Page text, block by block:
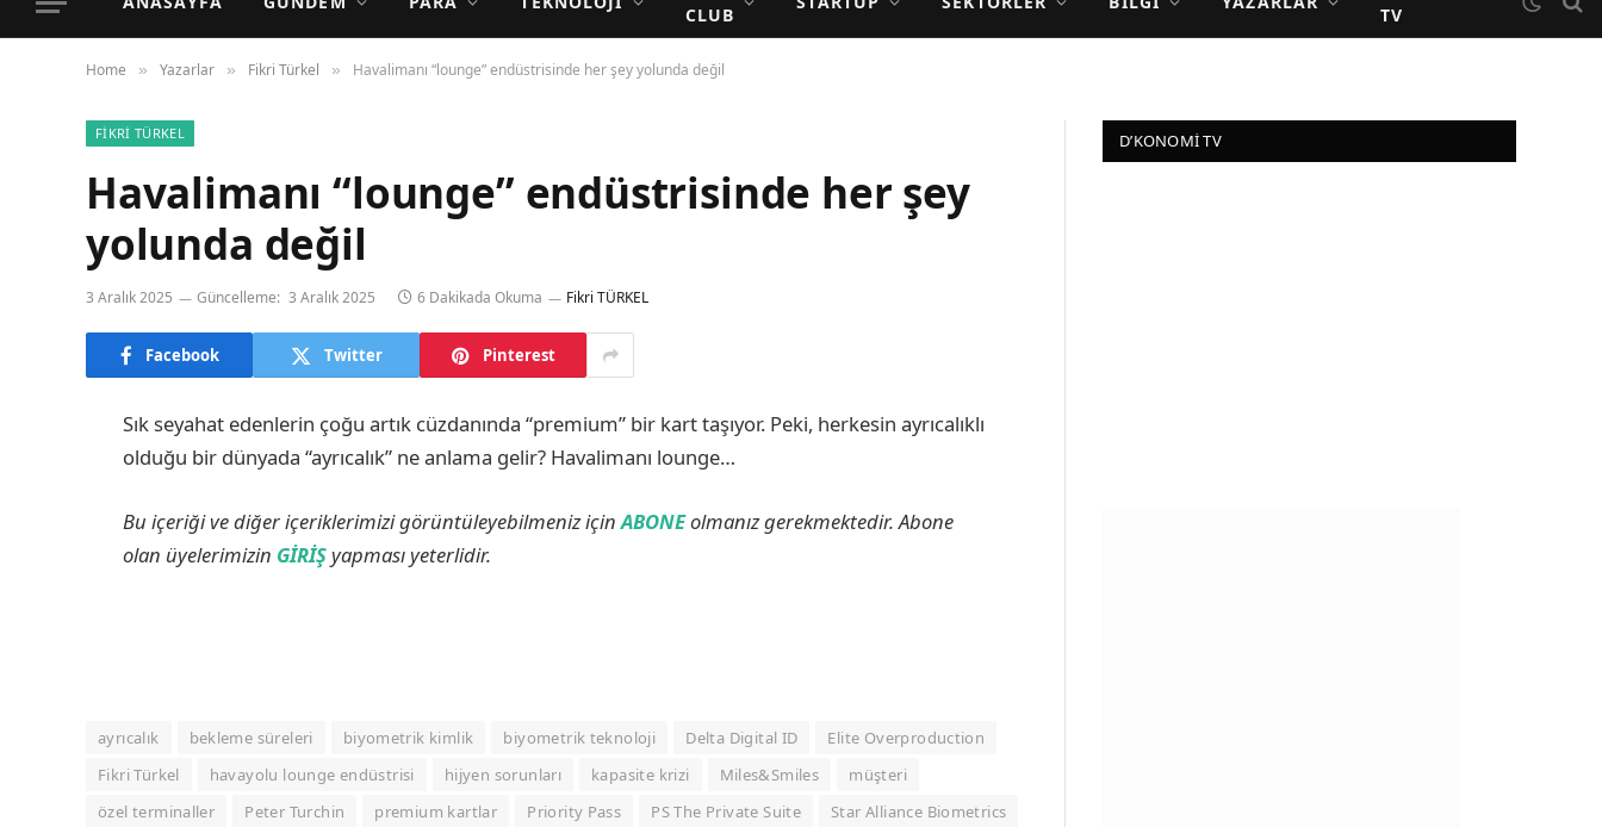
CLUB TV
Home » Yazarlar » Fikri Türkel » Havalimanı “lounge” endüstrisinde her şey yolunda değil
FIKRI TÜRKEL
Havalimanı “lounge” endüstrisinde her şey
yolunda değil
3 Aralık 2025 Güncelleme: 3 Aralık 2025 6 Dakikada Okuma Fikri TÜRKEL
Facebook Twitter Pinterest
Sık seyahat edenlerin çoğu artık cüzdanında “premium” bir kart taşıyor. Peki, herkesin ayrıcalıklı
olduğu bir dünyada “ayrıcalık” ne anlama gelir? Havalimanı lounge…
Bu içeriği ve diğer içeriklerimizi görüntüleyebilmeniz içinABONEolmanız gerekmektedir. Abone
olan üyelerimizin GİRİŞyapması yeterlidir.
ayrıcalık bekleme süreleri biyometrik kimlik biyometrik teknoloji Delta Digital ID
Elite Overproduction
Fikri Türkel
havayolu lounge endüstrisi hijyen sorunları kapasite krizi Miles&Smiles
müşteri
özel terminaller
Peter Turchin premium kartlar Priority Pass PS The Private Suite
Star Alliance Biometrics
D’KONOMI TV